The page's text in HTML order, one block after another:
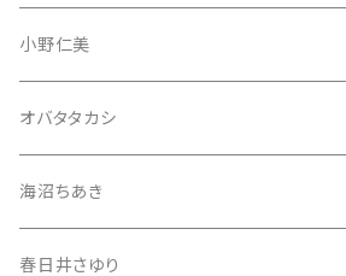
小野仁美
オバタタカシ
海沼ちあき
春日井さゆり